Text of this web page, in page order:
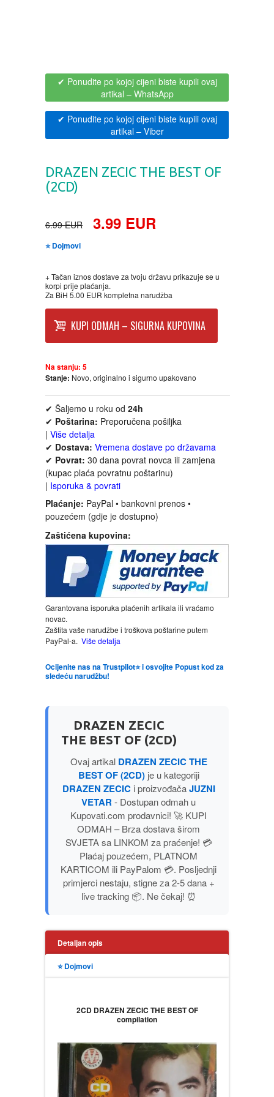
DRAMA
DRUSTVENA IGRA
EDUKATIVNI
EROTSKI
ESEJISTIKA
FANTASTIKA
ISTORIJSKI
KLASICI
KNJIGE ZA DECU
KOMEDIJA
KRIMINALISTIČKI
KUVARI
LJUBAVNI
MITOLOGIJA
MUZIKA
NAUČNA FANTASTIKA
POEZIJA
POPULARNA PSIHOLOGIJA
PRIČE
PUBLICISTIKA
PUTOPISI
STRIP
TEORIJE ZAVERE
TINEJDŽ
100% PRIRODNO
✔ Ponudite po kojoj cijeni biste kupili ovaj
artikal – WhatsApp
✔ Ponudite po kojoj cijeni biste kupili ovaj
artikal– Viber
DRAZEN ZECIC THE BEST OF
(2CD)
6.99 EUR 3.99 EUR
⭐ Dojmovi
+ Tačan iznos dostave za tvoju državu prikazuje se u
korpi prije plaćanja.
Za BiH 5.00 EUR kompletna narudžba
KUPI ODMAH – SIGURNA KUPOVINA
Na stanju: 5
Stanje: Novo, originalno i sigurno upakovano
✔ Šaljemo u roku od 24h
✔ Poštarina: Preporučena pošiljka
| Više detalja
✔ Dostava: Vremena dostave po državama
✔ Povrat: 30 dana povrat novca ili zamjena
(kupac plaća povratnu poštarinu)
| Isporuka & povrati
Plaćanje: PayPal • bankovni prenos •
pouzećem (gdje je dostupno)
Zaštićena kupovina:
Garantovana isporuka plaćenih artikala ili vraćamo
novac.
Zaštita vaše narudžbe i troškova poštarine putem
PayPal-a. Više detalja
Ocijenite nas na Trustpilot⭐ i osvojite Popust kod za
sledeću narudžbu!
DRAZEN ZECIC
THE BEST OF (2CD)
Ovaj artikal DRAZEN ZECIC THE
BEST OF (2CD)je u kategoriji
DRAZEN ZECICi proizvođačaJUZNI
VETAR - Dostupan odmah u
Kupovati.com prodavnici! 🚀 KUPI
ODMAH – Brza dostava širom
SVJETA sa LINKOM za praćenje! 💳
Plaćaj pouzećem, PLATNOM
KARTICOM ili PayPalom 💳. Posljednji
primjerci nestaju, stigne za 2-5 dana +
live tracking 📦. Ne čekaj! ⏰
Detaljan opis
⭐ Dojmovi
2CD DRAZEN ZECIC THE BEST OF
compilation